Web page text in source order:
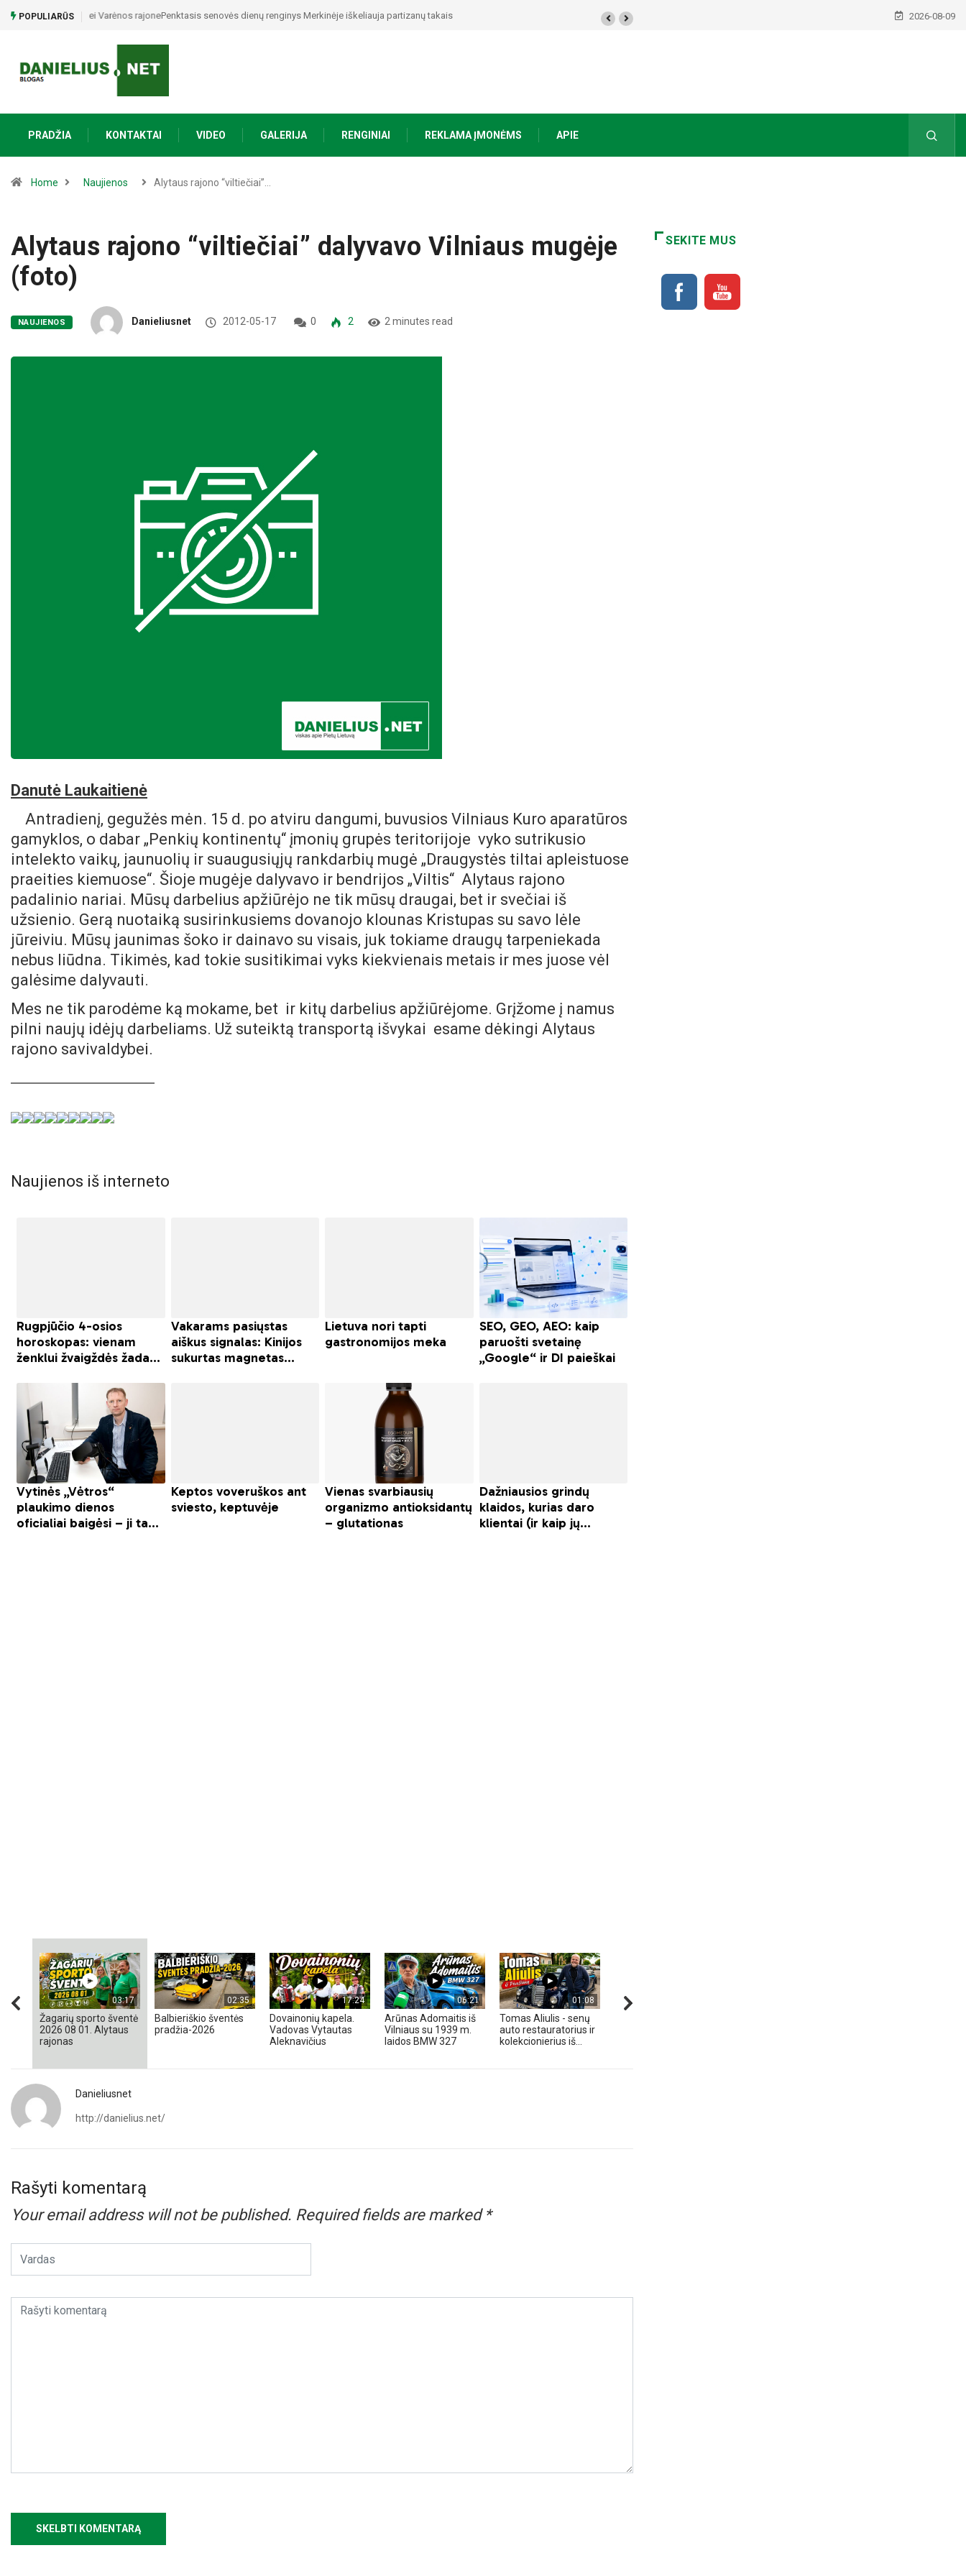
POPULIARŪS Penktasis senovės dienų renginys Merkinėje iškeliauja partizanų takais 2026-08-09
PRADŽIA KONTAKTAI VIDEO GALERIJA RENGINIAI REKLAMA ĮMONĖMS APIE
Home Naujienos Alytaus rajono “viltiečiai”…
Alytaus rajono “viltiečiai” dalyvavo Vilniaus mugėje
(foto)
NAUJIENOS Danieliusnet 2012-05-17 0 2 2 minutes read
Danutė Laukaitienė
Antradienį, gegužės mėn. 15 d. po atviru dangumi, buvusios Vilniaus Kuro aparatūros
gamyklos, o dabar „Penkių kontinentų“ įmonių grupės teritorijoje vyko sutrikusio
intelekto vaikų, jaunuolių ir suaugusiųjų rankdarbių mugė „Draugystės tiltai apleistuose
praeities kiemuose“. Šioje mugėje dalyvavo ir bendrijos „Viltis“ Alytaus rajono
padalinio nariai. Mūsų darbelius apžiūrėjo ne tik mūsų draugai, bet ir svečiai iš
užsienio. Gerą nuotaiką susirinkusiems dovanojo klounas Kristupas su savo lėle
jūreiviu. Mūsų jaunimas šoko ir dainavo su visais, juk tokiame draugų tarpeniekada
nebus liūdna. Tikimės, kad tokie susitikimai vyks kiekvienais metais ir mes juose vėl
galėsime dalyvauti.
Mes ne tik parodėme ką mokame, bet ir kitų darbelius apžiūrėjome. Grįžome į namus
pilni naujų idėjų darbeliams. Už suteiktą transportą išvykai esame dėkingi Alytaus
rajono savivaldybei.
Naujienos iš interneto
03:17
Žagarių sporto šventė
2026 08 01. Alytaus
rajonas
02:35
Balbieriškio šventės
pradžia-2026
17:24
Dovainonių kapela.
Vadovas Vytautas
Aleknavičius
06:21
Arūnas Adomaitis iš
Vilniaus su 1939 m.
laidos BMW 327
01:08
Tomas Aliulis - senų
auto restauratorius ir
kolekcionierius iš...
Danieliusnet
http://danielius.net/
Rašyti komentarą
Your email address will not be published. Required fields are marked *
SEKITE MUS